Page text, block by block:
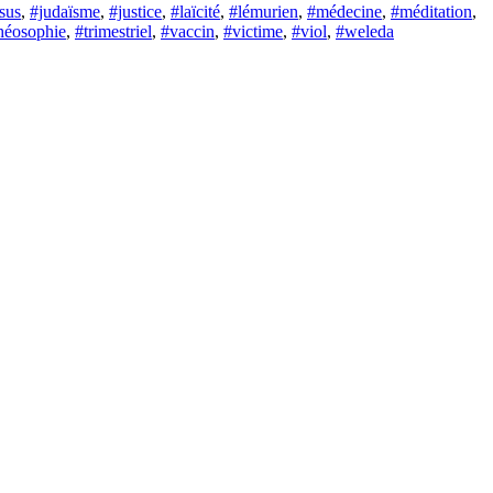
, #judaïsme, #justice, #laïcité, #lémurien, #médecine, #méditation,
, #trimestriel, #vaccin, #victime, #viol, #weleda